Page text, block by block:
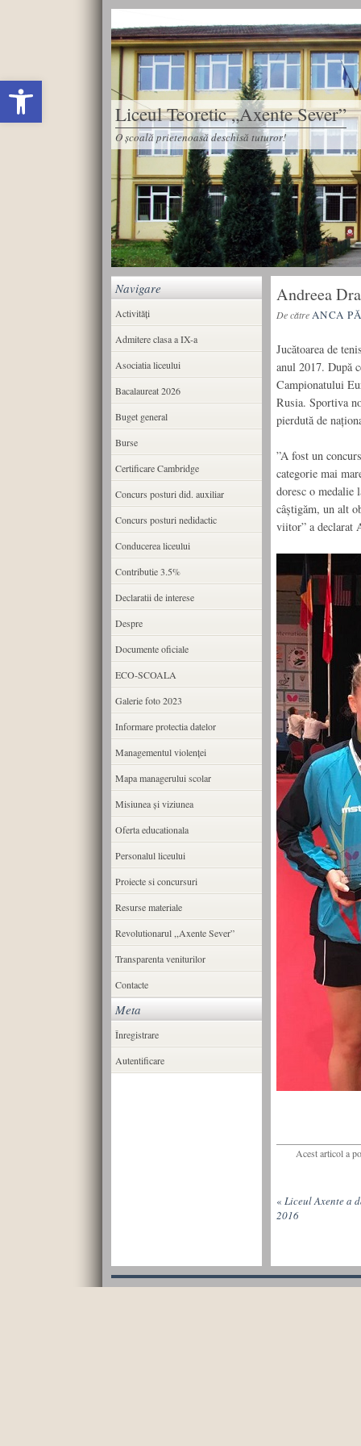
Deschide bara de unelte
Liceul Teoretic „Axente Sever”
O școală prietenoasă deschisă tuturor!
Andreea
De cătreANCA
Jucătoarea de
anul 2017. După
Campionatului
Rusia. Sportiva
pierdută de
”A fost un
categorie mai
doresc o medalie
câștigăm, un alt
viitor” a declarat
Acest articol a
« Liceul Axente a
2016
Navigare
Activități
Admitere clasa a IX-a
Asociatia liceului
Bacalaureat 2026
Buget general
Burse
Certificare Cambridge
Concurs posturi did. auxiliar
Concurs posturi nedidactic
Conducerea liceului
Contributie 3.5%
Declaratii de interese
Despre
Documente oficiale
ECO-SCOALA
Galerie foto 2023
Informare protectia datelor
Managementul violenței
Mapa managerului scolar
Misiunea şi viziunea
Oferta educationala
Personalul liceului
Proiecte si concursuri
Resurse materiale
Revolutionarul ,,Axente Sever”
Transparenta veniturilor
Contacte
Meta
Înregistrare
Autentificare